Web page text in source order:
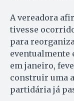
A vereadora
tivesse
para
eventualmente
em janeiro,
construir uma
partidária já